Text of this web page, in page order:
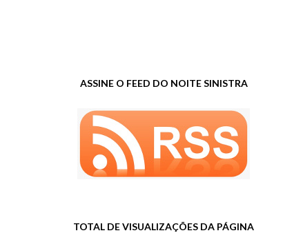
ASSINE O FEED DO NOITE SINISTRA
TOTAL DE VISUALIZAÇÕES DA PÁGINA